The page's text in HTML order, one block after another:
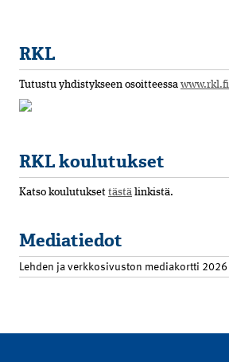
RKL
Tutustu yhdistykseen osoitteessa www.rkl.fi
RKL koulutukset
Katso koulutukset tästä linkistä.
Mediatiedot
Lehden ja verkkosivuston mediakortti 2026